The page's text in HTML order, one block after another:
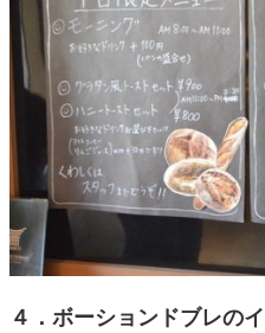
４．ボーションドブレの